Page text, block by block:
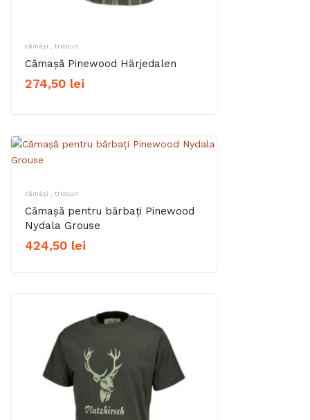
cămăși , tricouri
Cămașă Pinewood Härjedalen
274,50 lei
cămăși , tricouri
Cămașă pentru bărbați Pinewood
Nydala Grouse
424,50 lei